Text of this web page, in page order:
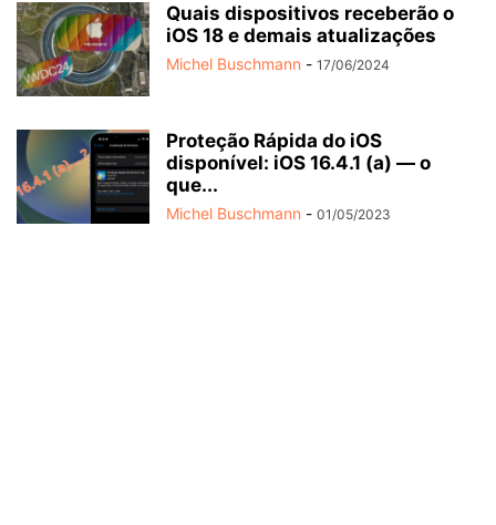
Quais dispositivos receberão o
iOS 18 e demais atualizações
Michel Buschmann - 17/06/2024
Proteção Rápida do iOS
disponível: iOS 16.4.1 (a) — o
que...
Michel Buschmann - 01/05/2023